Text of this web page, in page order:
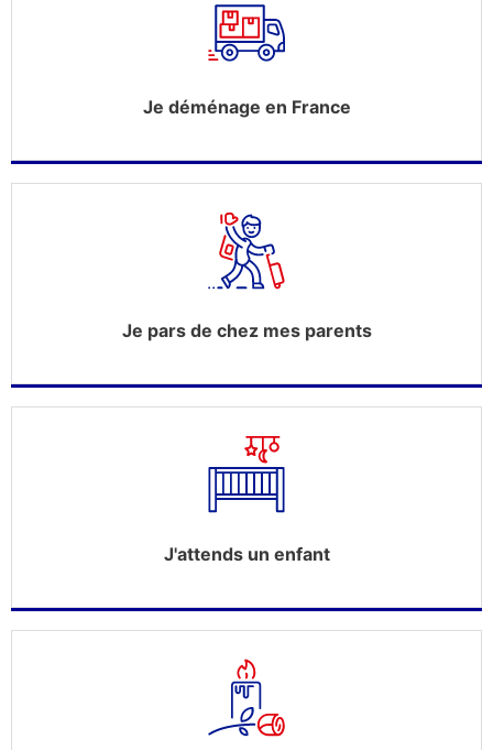
Je déménage en France
Je pars de chez mes parents
J'attends un enfant